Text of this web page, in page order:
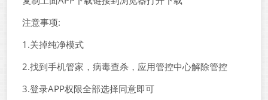
注意事项:
1.关掉纯净模式
2.找到手机管家，病毒查杀，应用管控中心解除管控
3.登录APP权限全部选择同意即可